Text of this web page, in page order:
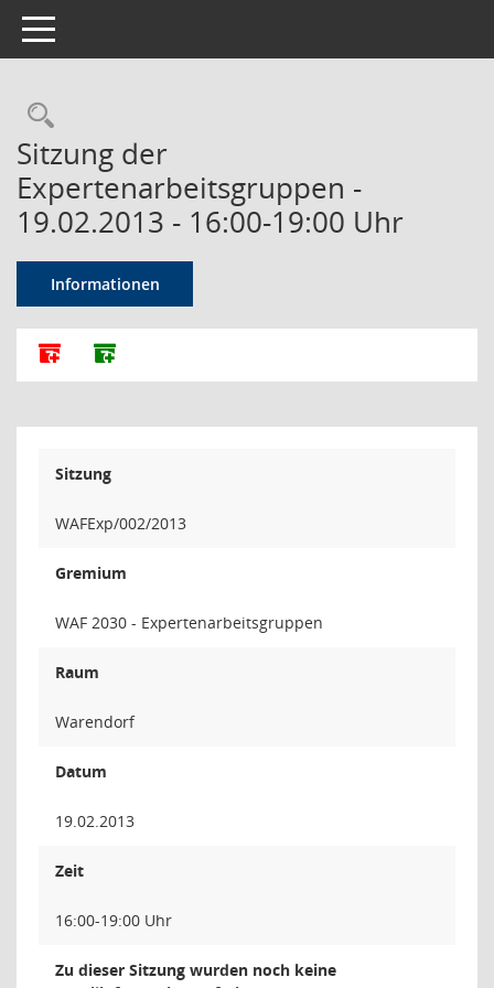
Toggle navigation
Rechercheauswahl
Sitzung der
Expertenarbeitsgruppen -
19.02.2013 - 16:00-19:00 Uhr
Informationen
Alle Dokumente zu dieser Sitzung zusammenfassen
Dokumente ohne Anlagen zusammenfassen
Sitzung
WAFExp/002/2013
Gremium
WAF 2030 - Expertenarbeitsgruppen
Raum
Warendorf
Datum
19.02.2013
Zeit
16:00-19:00 Uhr
Zu dieser Sitzung wurden noch keine